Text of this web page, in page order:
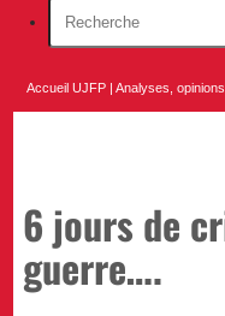
Accueil UJFP |Analyses,
6 jours de
guerre….